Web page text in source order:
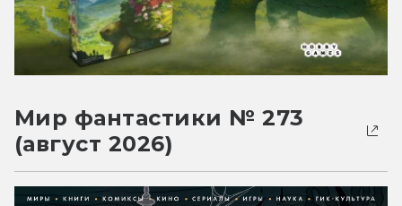
Мир фантастики № 273
(август 2026)